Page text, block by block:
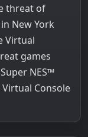
threat of
New York
Virtual
games
NES™
Console